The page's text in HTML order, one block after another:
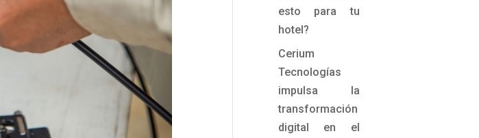
esto para tu
hotel?
Cerium
Tecnologías
impulsa la
transformación
digital en el